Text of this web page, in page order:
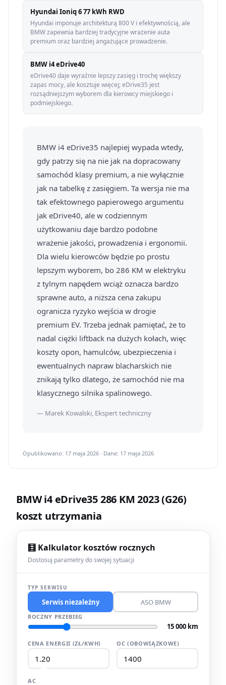
Hyundai Ioniq 6 77 kWh RWD
Hyundai imponuje architekturą 800 V i efektywnością, ale
BMW zapewnia bardziej tradycyjne wrażenie auta
premium oraz bardziej angażujące prowadzenie.
BMW i4 eDrive40
eDrive40 daje wyraźnie lepszy zasięg i trochę większy
zapas mocy, ale kosztuje więcej; eDrive35 jest
rozsądniejszym wyborem dla kierowcy miejskiego i
podmiejskiego.
BMW i4 eDrive35 najlepiej wypada wtedy,
gdy patrzy się na nie jak na dopracowany
samochód klasy premium, a nie wyłącznie
jak na tabelkę z zasięgiem. Ta wersja nie ma
tak efektownego papierowego argumentu
jak eDrive40, ale w codziennym
użytkowaniu daje bardzo podobne
wrażenie jakości, prowadzenia i ergonomii.
Dla wielu kierowców będzie po prostu
lepszym wyborem, bo 286 KM w elektryku
z tylnym napędem wciąż oznacza bardzo
sprawne auto, a niższa cena zakupu
ogranicza ryzyko wejścia w drogie
premium EV. Trzeba jednak pamiętać, że to
nadal ciężki liftback na dużych kołach, więc
koszty opon, hamulców, ubezpieczenia i
ewentualnych napraw blacharskich nie
znikają tylko dlatego, że samochód nie ma
klasycznego silnika spalinowego.
— Marek Kowalski, Ekspert techniczny
Opublikowano: 17 maja 2026 · Dane: 17 maja 2026
BMW i4 eDrive35 286 KM 2023 (G26)
koszt utrzymania
🧮 Kalkulator kosztów rocznych
Dostosuj parametry do swojej sytuacji
TYP SERWISU
Serwis niezależny ASO BMW
ROCZNY PRZEBIEG
15 000 km
CENA ENERGII (ZŁ/KWH) OC (OBOWIĄZKOWE)
AC